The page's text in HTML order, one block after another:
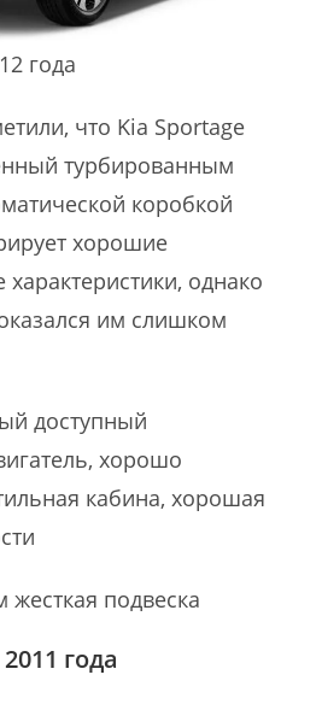
года
что Kia Sportage
турбированным
коробкой
хорошие
однако
им слишком
доступный
хорошо
кабина, хорошая
подвеска
года